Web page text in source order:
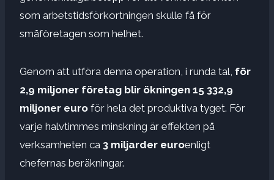
som arbetstidsförkortningen skulle få för
småföretagen som helhet.
Genom att utföra denna operation, i runda tal, för
2,9 miljoner företag blir ökningen 15 332,9
miljoner euro för hela det produktiva tyget. För
varje halvtimmes minskning är effekten på
verksamheten ca 3 miljarder euroenligt
chefernas beräkningar.